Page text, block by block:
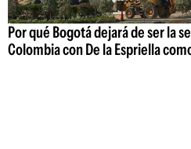
Por qué Bogotá dejará de ser la
Colombia con De la Espriella